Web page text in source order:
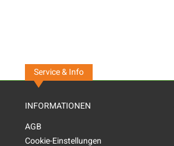
Service & Info
INFORMATIONEN
AGB
Cookie-Einstellungen